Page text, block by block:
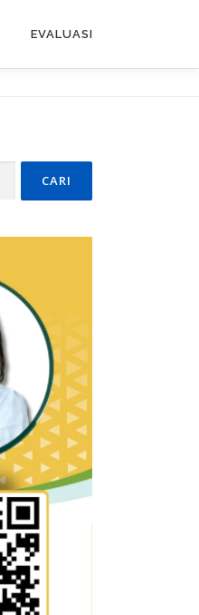
EVALUASI